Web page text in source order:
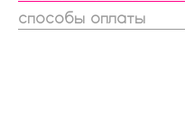
способы оплаты